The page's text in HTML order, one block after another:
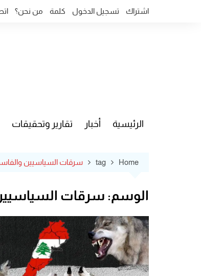
اشتراك تسجيل الدخول كلمة من نحن؟
الرئيسية أخبار تقارير وتحقيقات
Home
tag سرقات السياسيين
الوسم: سرقات